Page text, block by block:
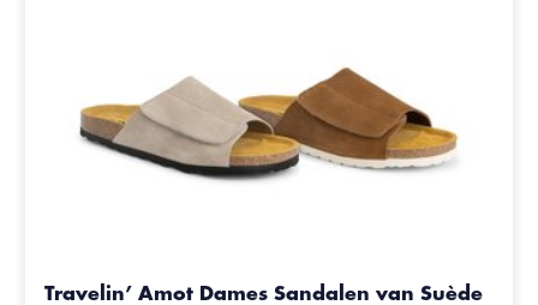
Travelin’ Amot Dames Sandalen van Suède